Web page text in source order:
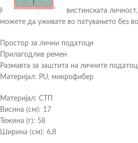
Кога заминувате со вистинската
можете да уживате во патувањето без
Простор за лични податоци
Прилагодлив ремен
Размавта за заштита на личните
Материјал: PU, микрофибер
Материјал: СТП
Висина (см): 17
Тежина (г): 58
Ширина (см): 6,8